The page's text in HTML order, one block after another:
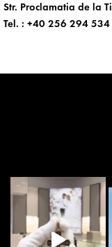
Str. Proclamatia de la
Tel. : +40 256 294 534